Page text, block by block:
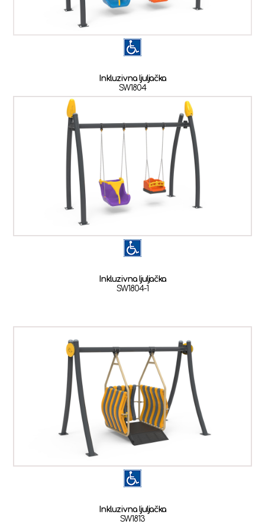
Inkluzivna ljuljačka
SW1804
Inkluzivna ljuljačka
SW1804-1
Inkluzivna ljuljačka
SW1813